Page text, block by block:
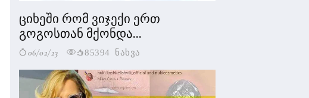
ციხეში რომ ვიჯექი ერთ
გოგოსთან მქონდა...
06/02/23 85394 ნახვა